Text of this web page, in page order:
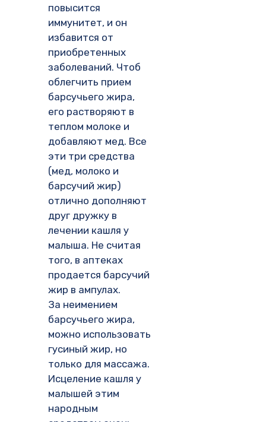
повысится
иммунитет, и он
избавится от
приобретенных
заболеваний. Чтоб
облегчить прием
барсучьего жира,
его растворяют в
теплом молоке и
добавляют мед. Все
эти три средства
(мед, молоко и
барсучий жир)
отлично дополняют
друг дружку в
лечении кашля у
малыша. Не считая
того, в аптеках
продается барсучий
жир в ампулах.
За неимением
барсучьего жира,
можно использовать
гусиный жир, но
только для массажа.
Исцеление кашля у
малышей этим
народным